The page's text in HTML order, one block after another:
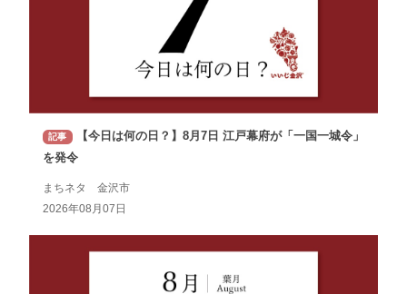
記事
【今日は何の日？】8月7日 江戸幕府が「一国一城令」
を発令
まちネタ 金沢市
2026年08月07日